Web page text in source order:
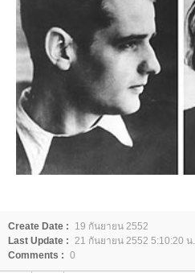
Create Date :
19 กันยายน 2552
Last Update : 21 กันยายน 2552 5:10:20 น.
Comments : 0